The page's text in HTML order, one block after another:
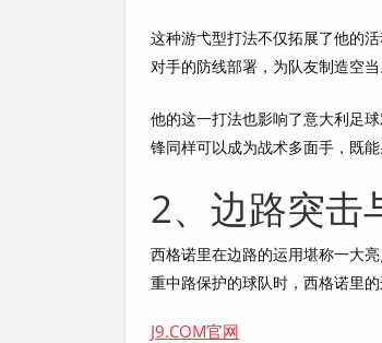
这种游弋型打法不仅拓展了他的
对手的防线部署，为队友制造空
他的这一打法也影响了意大利足
锋同样可以成为战术多面手，既
2、边路突击
西格诺里在边路的运用堪称一大
重中路保护的球队时，西格诺里
J9.COM官网